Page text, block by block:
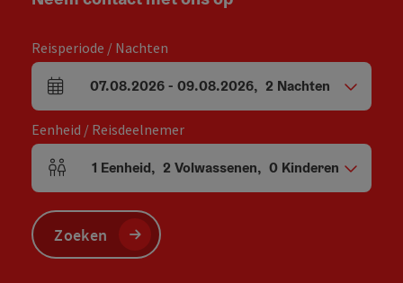
Reisperiode / Nachten
Velden voor aankomst en vertrek
07.08.2026- 09.08.2026, 2 Nachten
Eenheid / Reisdeelnemer
Aantal eenheden en persoonsvelden
1 Eenheid, 2 Volwassenen, 0 Kinderen
Zoeken